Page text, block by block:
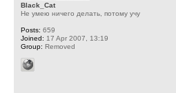
Black_Cat
Не умею ничего делать, потому учу
Posts: 659
Joined: 17 Apr 2007, 13:19
Group: Removed